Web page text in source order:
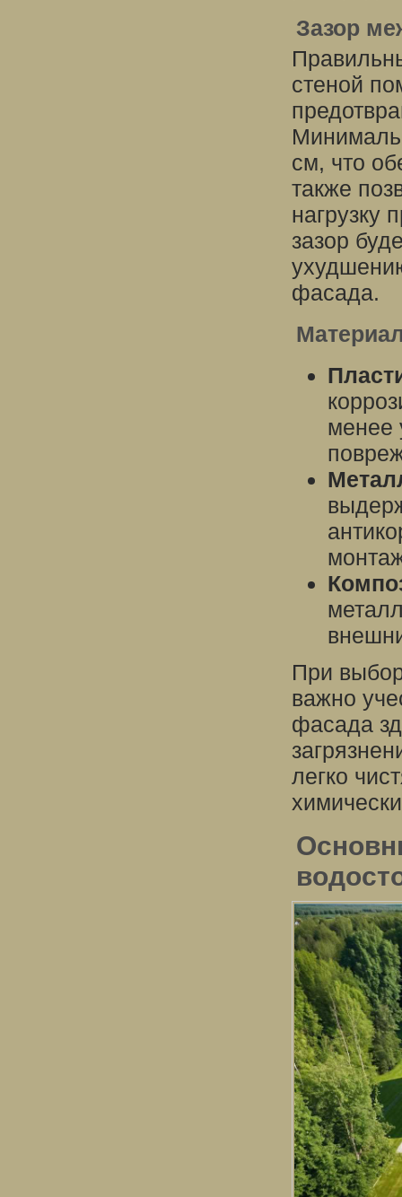
Зазор
стеной
см, что
также
нагрузку
зазор
фасада.
менее
При
важно
фасада
легко